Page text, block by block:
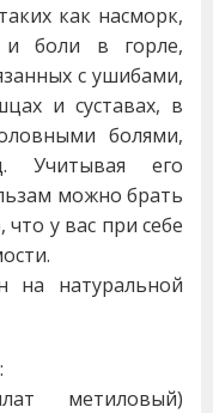
как насморк,
и боли в горле,
с ушибами,
и суставах, в
болями,
Учитывая его
можно брать
что у вас при себе
на натуральной
метиловый)